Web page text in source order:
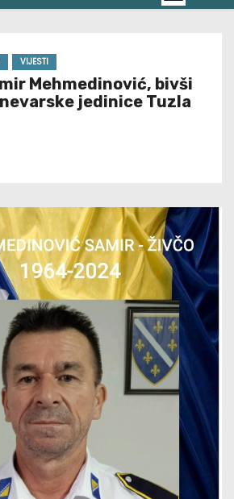
VIJESTI
Mehmedinović, bivši
jedinice Tuzla